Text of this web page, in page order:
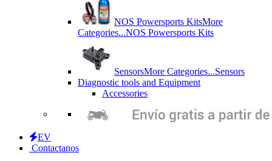
NOS Powersports KitsMore
Categories...NOS Powersports Kits
SensorsMore Categories...Sensors
Diagnostic tools and Equipment
Accessories
EV
Contactanos